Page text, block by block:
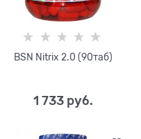
BSN Nitrix 2.0 (90таб)
1 733 руб.